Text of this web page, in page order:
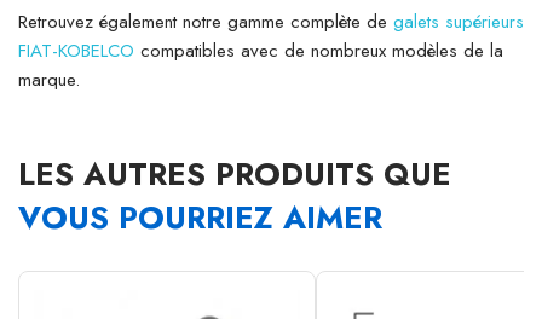
Retrouvez également notre gamme complète de galets supérieurs
FIAT-KOBELCO compatibles avec de nombreux modèles de la
marque.
LES AUTRES PRODUITS QUE
VOUS POURRIEZ AIMER